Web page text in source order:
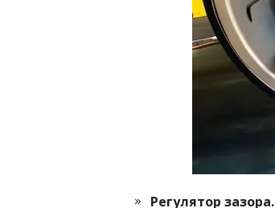
Регулятор зазора.